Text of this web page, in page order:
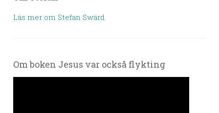
Läs mer om Stefan Swärd.
Om boken Jesus var också flykting